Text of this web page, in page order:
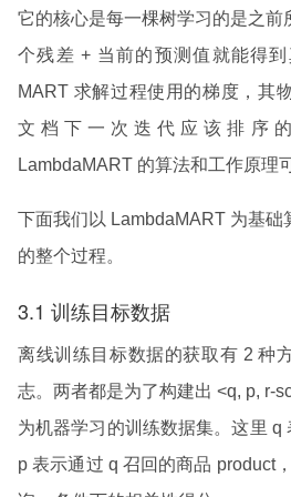
它的核心是每一棵树学习的是之前
个残差 + 当前的预测值就能得
MART 求解过程使用的梯度，其
文档下一次迭代应该排序
LambdaMART 的算法和工作原理
下面我们以 LambdaMART 为基础
的整个过程。
3.1 训练目标数据
离线训练目标数据的获取有 2 种
志。两者都是为了构建出 <q, p, r-
为机器学习的训练数据集。这里 q
p 表示通过 q 召回的商品 product